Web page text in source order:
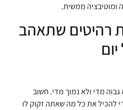
ממשית.
רהיטים שתאהב
מדי ולא נמוך מדי. חשוב
להכיל את כל מה שאתה זקוק לו